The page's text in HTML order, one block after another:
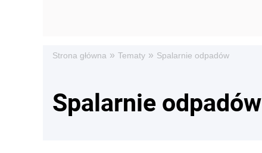
Strona główna » Tematy » Spalarnie odpadów
Spalarnie odpadów